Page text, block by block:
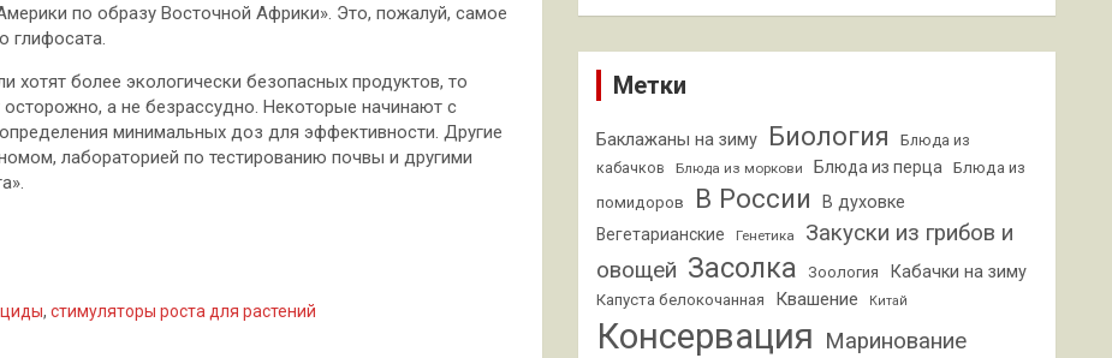
по образу Восточной Африки». Это, пожалуй, самое
глифосата.
хотят более экологически безопасных продуктов, то
а не безрассудно. Некоторые начинают с
минимальных доз для эффективности. Другие
лабораторией по тестированию почвы и другими
, стимуляторы роста для растений
Метки
Баклажаны на зиму Биология
Блюда из
кабачков
Блюда из моркови Блюда из перца
Блюда из
помидоров
В России В духовке
Вегетарианские Генетика
Закуски из грибов и
овощей Засолка Зоология Кабачки на зиму
Капуста белокочанная Квашение Китай
Консервация Маринование